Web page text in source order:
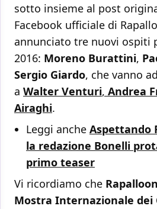
sotto insieme al post
Facebook ufficiale di
annunciato tre nuovi ospiti
2016: Moreno Burattini,
Sergio Giardo, che vanno
a Walter Venturi, Andrea
Airaghi.
Leggi anche Aspettando
la redazione Bonelli
primo teaser
Vi ricordiamo che
Mostra Internazionale dei